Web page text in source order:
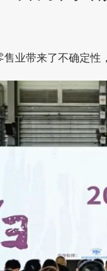
业带来了不确定